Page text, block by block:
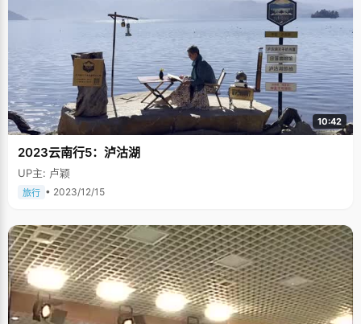
10:42
2023云南行5：泸沽湖
UP主: 卢颖
旅行 • 2023/12/15